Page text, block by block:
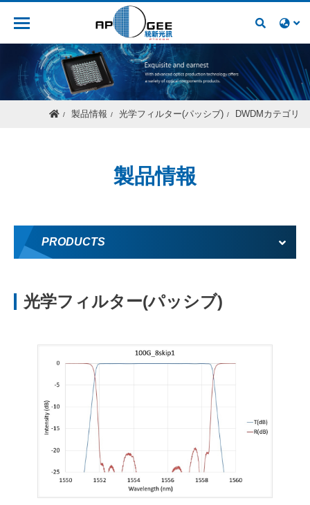
製品情報 光学フィルター(パッシブ) DWDMカテゴリ
製品情報
PRODUCTS
光学フィルター(パッシブ)